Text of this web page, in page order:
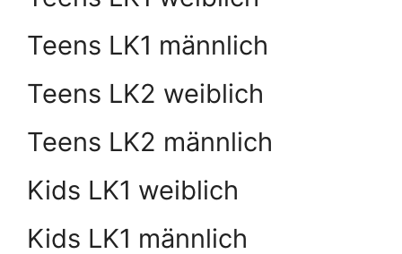
Teens LK1 männlich
Teens LK2 weiblich
Teens LK2 männlich
Kids LK1 weiblich
Kids LK1 männlich